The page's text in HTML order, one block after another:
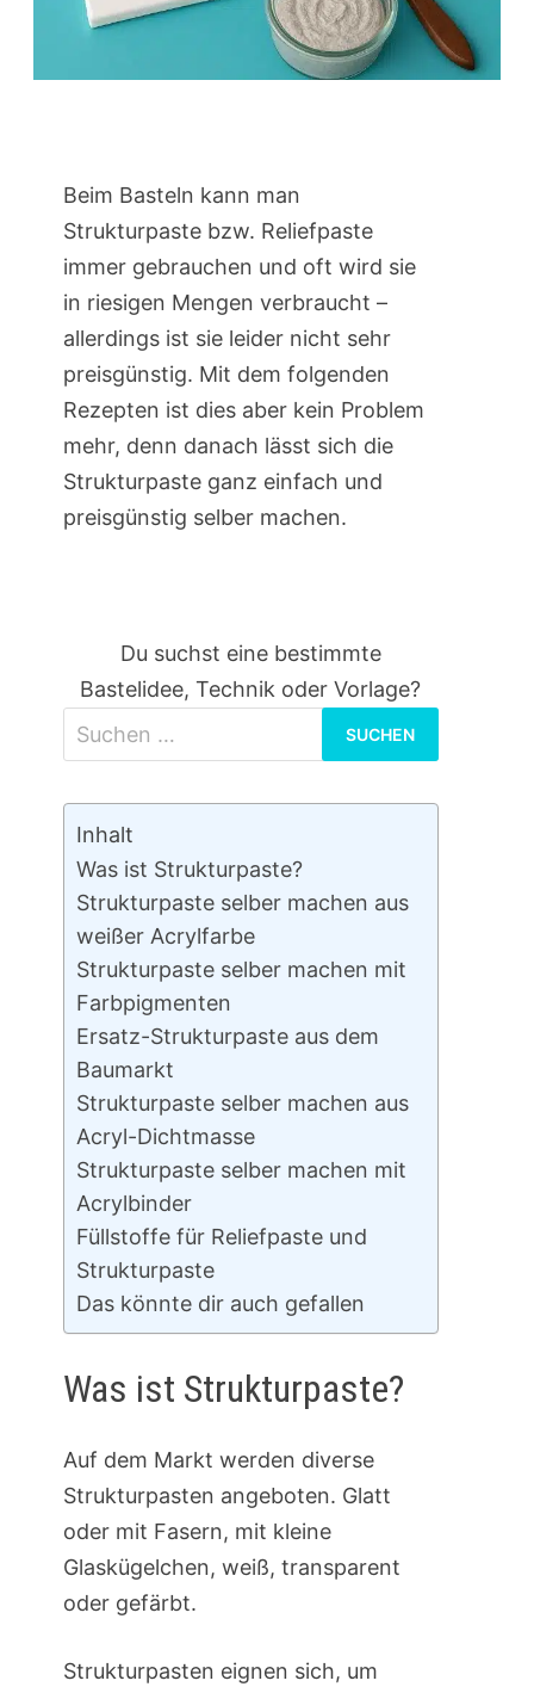
Beim Basteln kann man
Strukturpaste bzw. Reliefpaste
immer gebrauchen und oft wird sie
in riesigen Mengen verbraucht –
allerdings ist sie leider nicht sehr
preisgünstig. Mit dem folgenden
Rezepten ist dies aber kein Problem
mehr, denn danach lässt sich die
Strukturpaste ganz einfach und
preisgünstig selber machen.
Du suchst eine bestimmte
Bastelidee, Technik oder Vorlage?
nach:
Inhalt
Was ist Strukturpaste?
Strukturpaste selber machen aus
weißer Acrylfarbe
Strukturpaste selber machen mit
Farbpigmenten
Ersatz-Strukturpaste aus dem
Baumarkt
Strukturpaste selber machen aus
Acryl-Dichtmasse
Strukturpaste selber machen mit
Acrylbinder
Füllstoffe für Reliefpaste und
Strukturpaste
Das könnte dir auch gefallen
Was ist Strukturpaste?
Auf dem Markt werden diverse
Strukturpasten angeboten. Glatt
oder mit Fasern, mit kleine
Glaskügelchen, weiß, transparent
oder gefärbt.
Strukturpasten eignen sich, um